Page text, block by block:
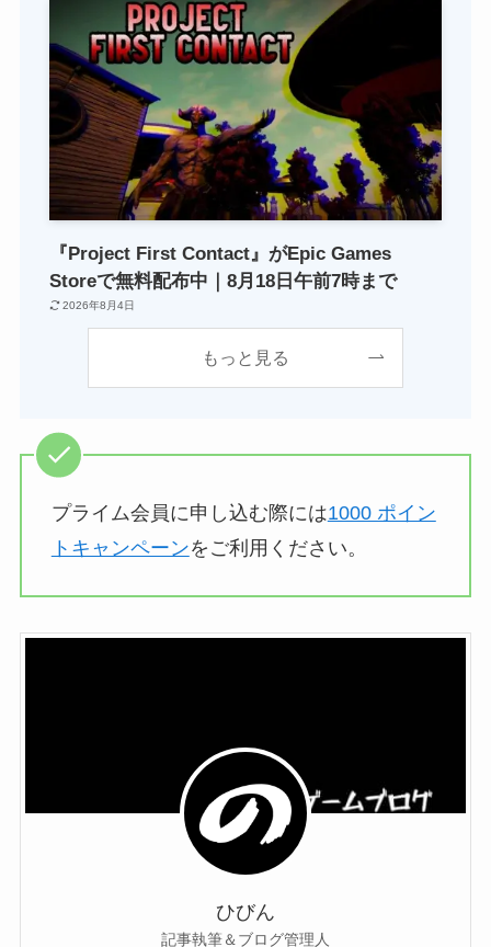
『Project First Contact』がEpic Games
Storeで無料配布中｜8月18日午前7時まで
2026年8月4日
もっと見る
プライム会員に申し込む際には1000 ポイン
トキャンペーンをご利用ください。
ひびん
記事執筆＆ブログ管理人